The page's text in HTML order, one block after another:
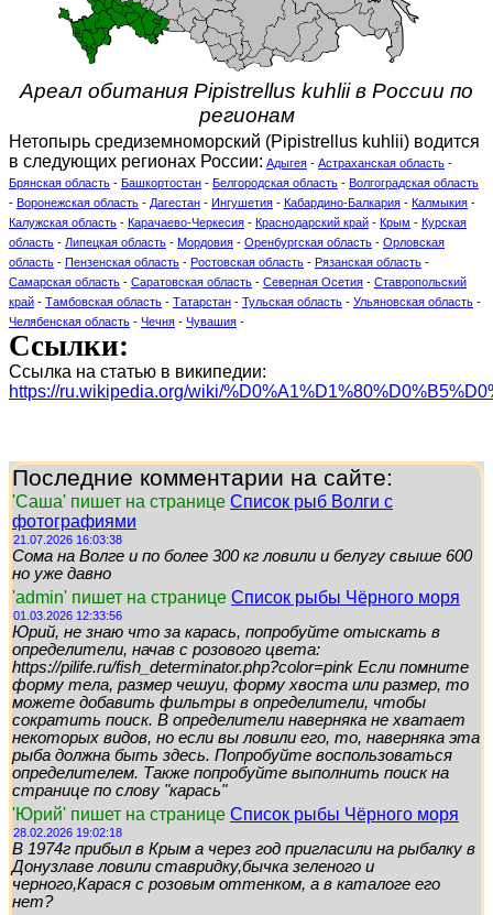
Ареал обитания Pipistrellus kuhlii в России по
регионам
Нетопырь средиземноморский (Pipistrellus kuhlii) водится
в следующих регионах России: Адыгея - Астраханская область -
Брянская область - Башкортостан - Белгородская область - Волгоградская область
- Воронежская область - Дагестан - Ингушетия - Кабардино-Балкария - Калмыкия -
Калужская область - Карачаево-Черкесия - Краснодарский край - Крым - Курская
область - Липецкая область - Мордовия - Оренбургская область - Орловская
область - Пензенская область - Ростовская область - Рязанская область -
Самарская область - Саратовская область - Северная Осетия - Ставропольский
край - Тамбовская область - Татарстан - Тульская область - Ульяновская область -
Челябенская область - Чечня - Чувашия -
Ссылки:
Ссылка на статью в википедии:
https://ru.wikipedia.org/wiki/
Последние комментарии на сайте:
'Саша' пишет на странице Список рыб Волги с
фотографиями
21.07.2026 16:03:38
Сома на Волге и по более 300 кг ловили и белугу свыше 600
но уже давно
'admin' пишет на странице Список рыбы Чёрного моря
01.03.2026 12:33:56
Юрий, не знаю что за карась, попробуйте отыскать в
определители, начав с розового цвета:
https://pilife.ru/fish_determinator.php?color=pink Если помните
форму тела, размер чешуи, форму хвоста или размер, то
можете добавить фильтры в определители, чтобы
сократить поиск. В определители наверняка не хватает
некоторых видов, но если вы ловили его, то, наверняка эта
рыба должна быть здесь. Попробуйте воспользоваться
определителем. Также попробуйте выполнить поиск на
странице по слову "карась"
'Юрий' пишет на странице Список рыбы Чёрного моря
28.02.2026 19:02:18
В 1974г прибыл в Крым а через год пригласили на рыбалку в
Донузлаве ловили ставридку,бычка зеленого и
черного,Карася с розовым оттенком, а в каталоге его
нет?